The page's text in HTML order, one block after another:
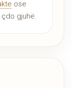
ose
çdo gjuhë.